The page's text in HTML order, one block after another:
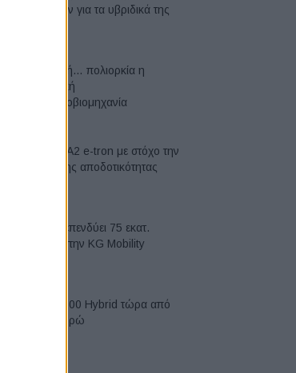
μπαταριών για τα υβριδικά της
Σε κινεζική… πολιορκία η
ευρωπαϊκή
αυτοκινητοβιομηχανία
Νέο Audi A2 e-tron με στόχο την
κορυφή της αποδοτικότητας
Η Chery επενδύει 75 εκατ.
δολάρια στην KG Mobility
Το FIAT 500 Hybrid τώρα από
18.990 ευρώ